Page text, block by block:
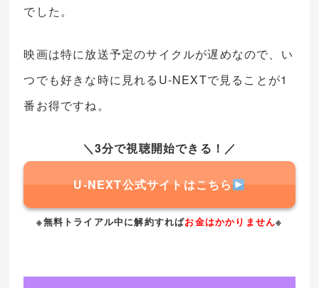
でした。
映画は特に放送予定のサイクルが遅めなので、い
つでも好きな時に見れるU-NEXTで見ることが1
番お得ですね。
＼3分で視聴開始できる！／
U-NEXT公式サイトはこちら
※無料トライアル中に解約すればお金はかかりません※